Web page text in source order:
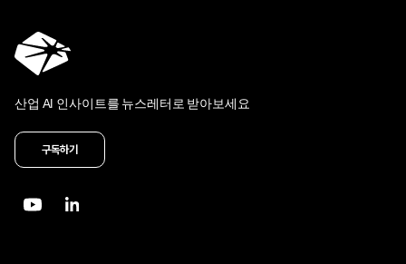
산업 AI 인사이트를 뉴스레터로 받아보세요
구독하기